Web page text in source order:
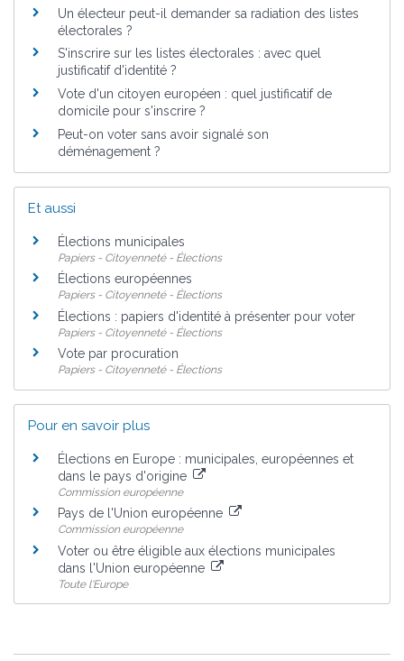
Un électeur peut-il demander sa radiation des listes
électorales ?
S'inscrire sur les listes électorales : avec quel
justificatif d'identité ?
Vote d'un citoyen européen : quel justificatif de
domicile pour s'inscrire ?
Peut-on voter sans avoir signalé son
déménagement ?
Et aussi
Élections municipales
Papiers - Citoyenneté - Élections
Élections européennes
Papiers - Citoyenneté - Élections
Élections : papiers d'identité à présenter pour voter
Papiers - Citoyenneté - Élections
Vote par procuration
Papiers - Citoyenneté - Élections
Pour en savoir plus
Élections en Europe : municipales, européennes et
dans le pays d'origine
Commission européenne
Pays de l'Union européenne
Commission européenne
Voter ou être éligible aux élections municipales
dans l'Union européenne
Toute l'Europe